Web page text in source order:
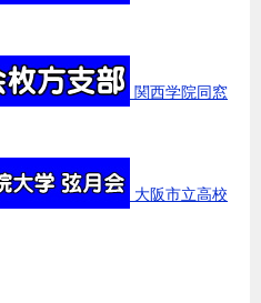
関西学院同窓
大阪市立高校